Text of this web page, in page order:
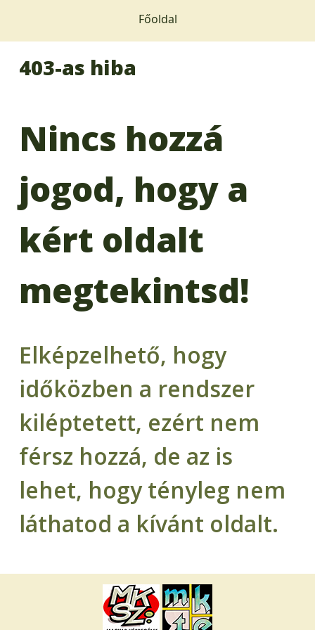
Főoldal
403-as hiba
Nincs hozzá
jogod, hogy a
kért oldalt
megtekintsd!
Elképzelhető, hogy
időközben a rendszer
kiléptetett, ezért nem
férsz hozzá, de az is
lehet, hogy tényleg nem
láthatod a kívánt oldalt.